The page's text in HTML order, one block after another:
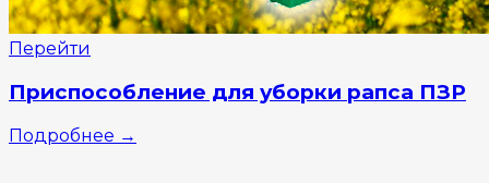
Перейти
Приспособление для уборки рапса ПЗР
Подробнее →